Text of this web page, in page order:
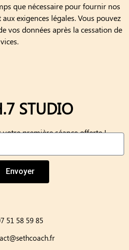
que nécessaire pour fournir nos
exigences légales. Vous pouvez
vos données après la cessation de
STUDIO
première séance offerte !
Envoyer
51 58 59 85